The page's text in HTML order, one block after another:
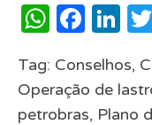
Tag: Conselhos,
Operação de
petrobras, Plano